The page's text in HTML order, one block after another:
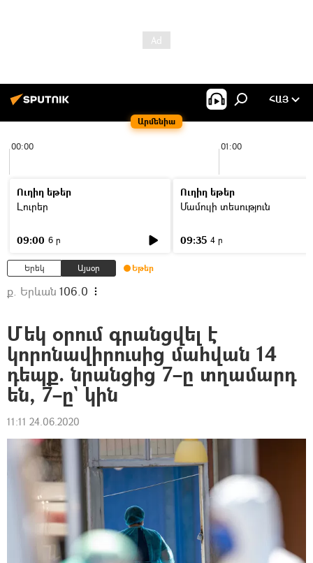
Արմենիա
ՀԱՅ
00:00 01:00
Ուղիղ եթեր
Լուրեր
09:00 6 ր
Ուղիղ եթեր
Մամուլի տեսություն
09:35 4 ր
Երեկ Այսօր Եթեր
ք. Երևան 106.0
Մեկ օրում գրանցվել է
կորոնավիրուսից մահվան 14
դեպք. նրանցից 7–ը տղամարդ
են, 7–ը` կին
11:11 24.06.2020